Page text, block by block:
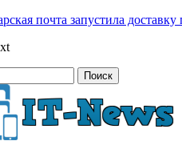
почта запустила